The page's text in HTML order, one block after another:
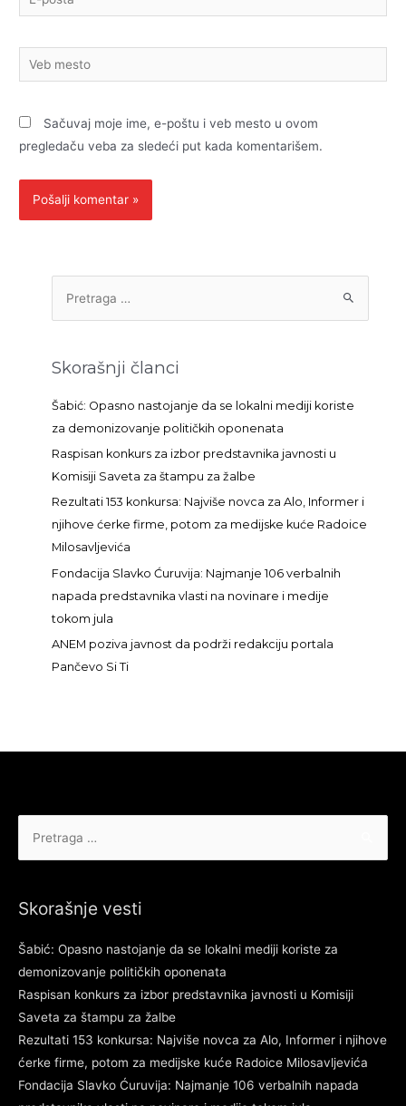
pošta*
Veb
mesto
Sačuvaj moje ime, e-poštu i veb mesto u ovom
pregledaču veba za sledeći put kada komentarišem.
r
a
Skorašnji članci
Šabić: Opasno nastojanje da se lokalni mediji koriste
za demonizovanje političkih oponenata
Raspisan konkurs za izbor predstavnika javnosti u
Komisiji Saveta za štampu za žalbe
Rezultati 153 konkursa: Najviše novca za Alo, Informer i
njihove ćerke firme, potom za medijske kuće Radoice
Milosavljevića
Fondacija Slavko Ćuruvija: Najmanje 106 verbalnih
napada predstavnika vlasti na novinare i medije
tokom jula
ANEM poziva javnost da podrži redakciju portala
Pančevo Si Ti
Skorašnje vesti
Šabić: Opasno nastojanje da se lokalni mediji koriste za
demonizovanje političkih oponenata
Raspisan konkurs za izbor predstavnika javnosti u Komisiji
Saveta za štampu za žalbe
Rezultati 153 konkursa: Najviše novca za Alo, Informer i njihove
ćerke firme, potom za medijske kuće Radoice Milosavljevića
Fondacija Slavko Ćuruvija: Najmanje 106 verbalnih napada